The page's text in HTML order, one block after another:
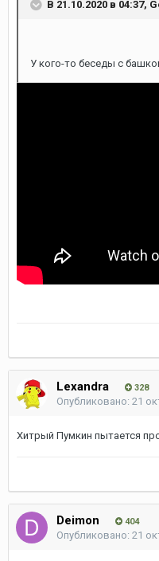
В 21.10.2020 в 04:37,
У кого-то беседы с
Lexandra 328
Опубликовано: 21
Хитрый Пумкин пытается
Deimon 404
Опубликовано: 21